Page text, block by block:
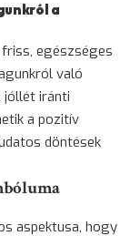
a
egészséges
való
jóllét iránti
a pozitív
döntések
aspektusa, hogy